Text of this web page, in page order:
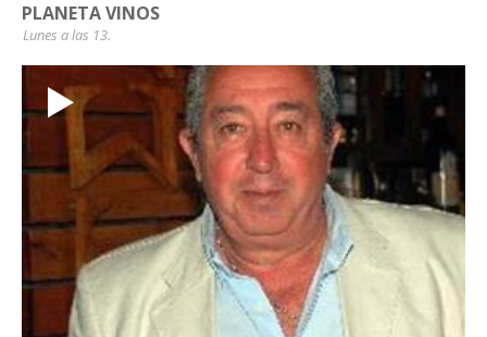
PLANETA VINOS
Lunes a las 13.